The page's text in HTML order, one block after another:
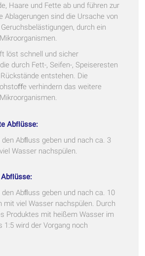
Haare und Fette ab und führen zur
Ablagerungen sind die Ursache von
durch ein
löst schnell und sicher
durch Fett-, Seifen-, Speiseresten
entstehen. Die
verhindern das weitere
Abﬂüsse:
Abﬂuss geben und nach ca. 3
Wasser nachspülen.
Abﬂuss geben und nach ca. 10
mit viel Wasser nachspülen. Durch
Produktes mit heißem Wasser im
1:5 wird der Vorgang noch